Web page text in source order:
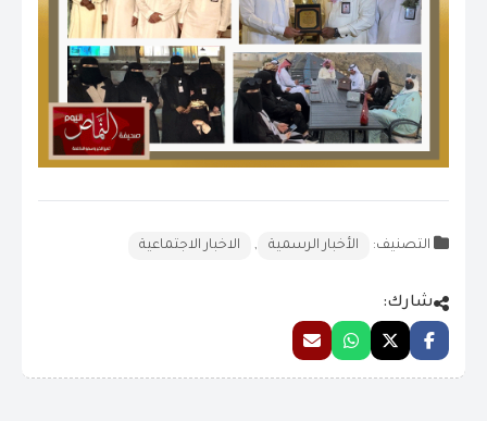
التصنيف: الأخبار الرسمية , الاخبار الاجتماعية
شارك: